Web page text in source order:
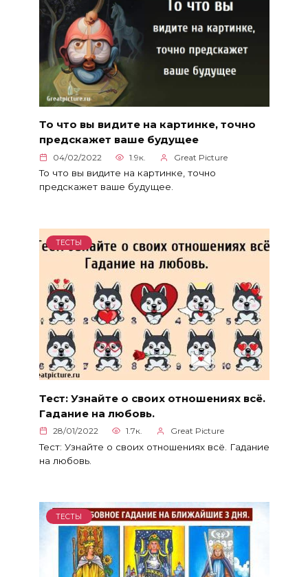
То что вы видите на картинке, точно
предскажет ваше будущее
04/02/2022 1.9к. Great Picture
То что вы видите на картинке, точно
предскажет ваше будущее.
ТЕСТЫ
Тест: Узнайте о своих отношениях всё.
Гадание на любовь.
28/01/2022 1.7к. Great Picture
Тест: Узнайте о своих отношениях всё. Гадание
на любовь.
ТЕСТЫ